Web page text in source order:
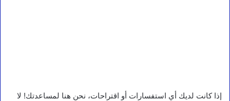
إذا كانت لديك أي استفسارات أو اقتراحات، نحن هنا لمساعدتك! لا